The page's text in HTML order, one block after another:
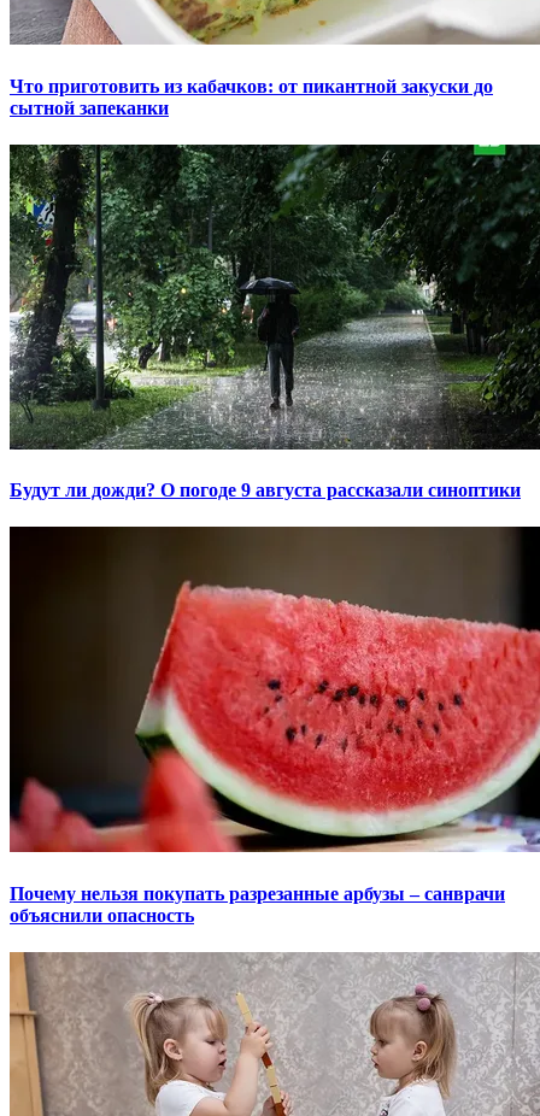
Что приготовить из кабачков: от пикантной закуски до
сытной запеканки
Будут ли дожди? О погоде 9 августа рассказали синоптики
Почему нельзя покупать разрезанные арбузы – санврачи
объяснили опасность